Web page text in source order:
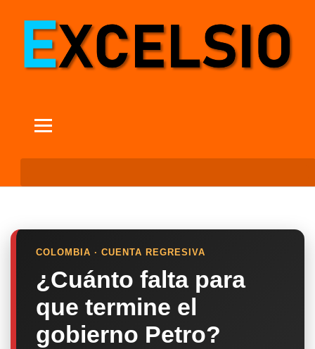
COLOMBIA · CUENTA REGRESIVA
¿Cuánto falta para
que termine el
gobierno Petro?